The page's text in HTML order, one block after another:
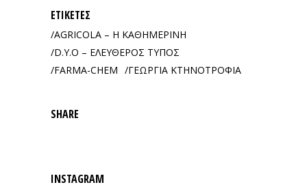
ΕΤΙΚΈΤΕΣ
AGRICOLA – Η ΚΑΘΗΜΕΡΙΝΗ
D.Y.O – ΕΛΕΥΘΕΡΟΣ ΤΥΠΟΣ
FARMA-CHEM
ΓΕΩΡΓΙΑ ΚΤΗΝΟΤΡΟΦΙΑ
SHARE
INSTAGRAM